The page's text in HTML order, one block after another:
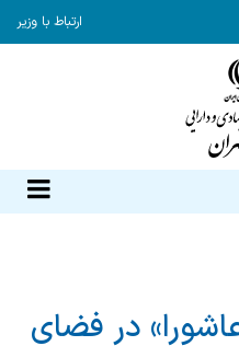
ارتباط با وزیر
در فضای